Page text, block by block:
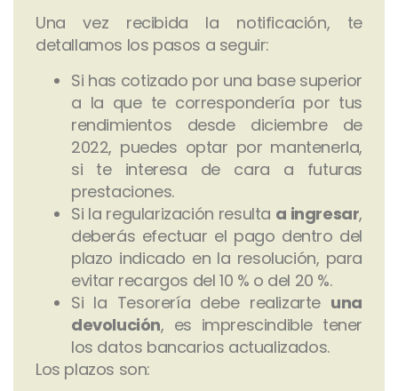
Una vez recibida la notificación, te
detallamos los pasos a seguir:
Si has cotizado por una base superior
a la que te correspondería por tus
rendimientos desde diciembre de
2022, puedes optar por mantenerla,
si te interesa de cara a futuras
prestaciones.
Si la regularización resulta a ingresar,
deberás efectuar el pago dentro del
plazo indicado en la resolución, para
evitar recargos del 10 % o del 20 %.
Si la Tesorería debe realizarte una
devolución, es imprescindible tener
los datos bancarios actualizados.
Los plazos son: